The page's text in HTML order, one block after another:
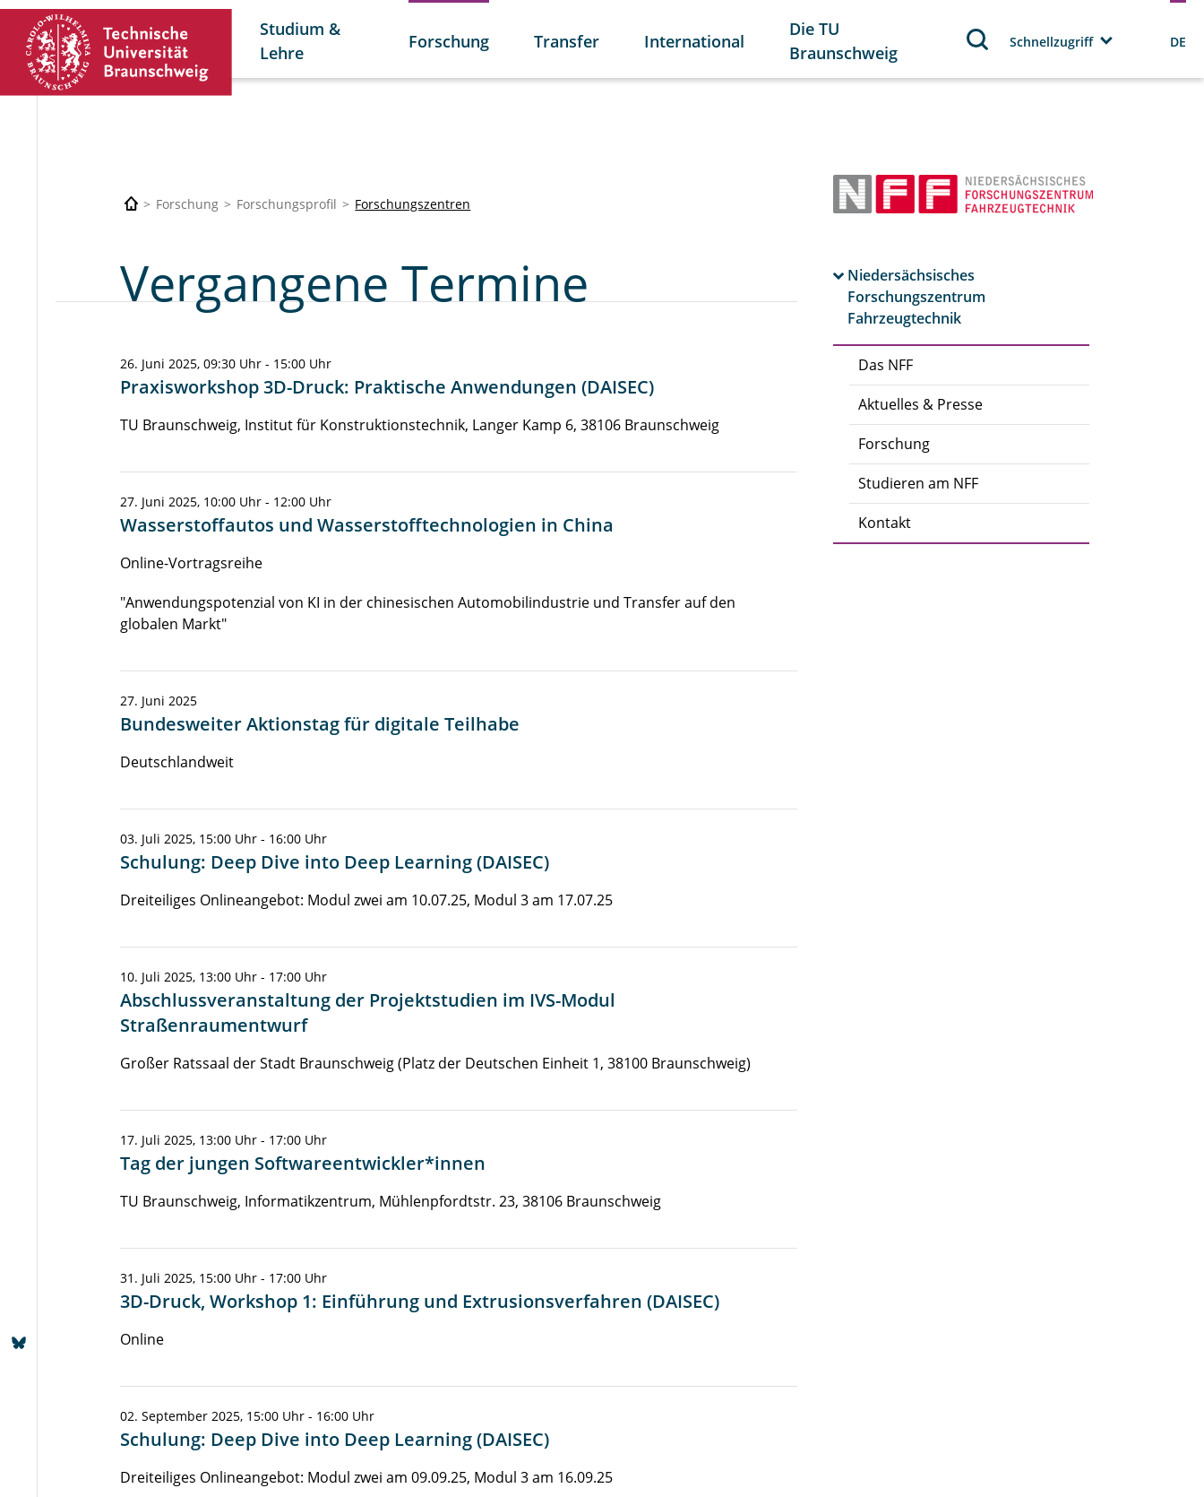
Studium &
Lehre
Forschung Transfer International
Die TU
Braunschweig
Schnellzugriff DE
Forschung Forschungsprofil Forschungszentren
Niedersächsisches
Forschungszentrum
Fahrzeugtechnik
Das NFF
Aktuelles & Presse
Forschung
Studieren am NFF
Kontakt
Vergangene Termine
26. Juni 2025, 09:30 Uhr - 15:00 Uhr
Praxisworkshop 3D-Druck: Praktische Anwendungen (DAISEC)
TU Braunschweig, Institut für Konstruktionstechnik, Langer Kamp 6, 38106 Braunschweig
27. Juni 2025, 10:00 Uhr - 12:00 Uhr
Wasserstoffautos und Wasserstofftechnologien in China
Online-Vortragsreihe
"Anwendungspotenzial von KI in der chinesischen Automobilindustrie und Transfer auf den
globalen Markt"
27. Juni 2025
Bundesweiter Aktionstag für digitale Teilhabe
Deutschlandweit
03. Juli 2025, 15:00 Uhr - 16:00 Uhr
Schulung: Deep Dive into Deep Learning (DAISEC)
Dreiteiliges Onlineangebot: Modul zwei am 10.07.25, Modul 3 am 17.07.25
10. Juli 2025, 13:00 Uhr - 17:00 Uhr
Abschlussveranstaltung der Projektstudien im IVS-Modul
Straßenraumentwurf
Großer Ratssaal der Stadt Braunschweig (Platz der Deutschen Einheit 1, 38100 Braunschweig)
17. Juli 2025, 13:00 Uhr - 17:00 Uhr
Tag der jungen Softwareentwickler*innen
TU Braunschweig, Informatikzentrum, Mühlenpfordtstr. 23, 38106 Braunschweig
31. Juli 2025, 15:00 Uhr - 17:00 Uhr
3D-Druck, Workshop 1: Einführung und Extrusionsverfahren (DAISEC)
Online
02. September 2025, 15:00 Uhr - 16:00 Uhr
Schulung: Deep Dive into Deep Learning (DAISEC)
Dreiteiliges Onlineangebot: Modul zwei am 09.09.25, Modul 3 am 16.09.25